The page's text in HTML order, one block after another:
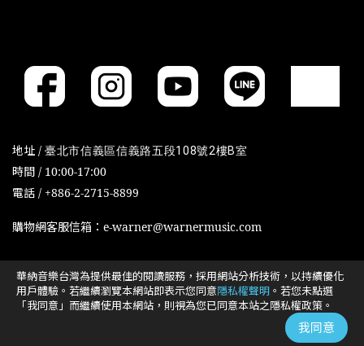
地址 / 臺北市信義區信義路五段108號2樓B室
時間 / 10:00-17:00
電話 / +886-2-2715-8899
購物網客服信箱：e-warner@warnermusic.com
Cookies政策 Cookies设置
華納音樂台灣為提供最佳的閱讀服務，採用網站分析技術，以持續優化
用戶體驗。若繼續瀏覽本網站即表示您同意隱私權聲明 。若您未點選
「我同意」而繼續使用本網站，則視為您已同意本站之隱私權政策。
我同意